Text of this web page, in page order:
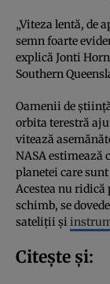
„Viteza lentă, de
semn foarte
explică Jonti
Southern
Oamenii de
orbita terestră
vitează
NASA estimează
planetei care
Acestea nu
schimb, se
sateliții și
Citește și: